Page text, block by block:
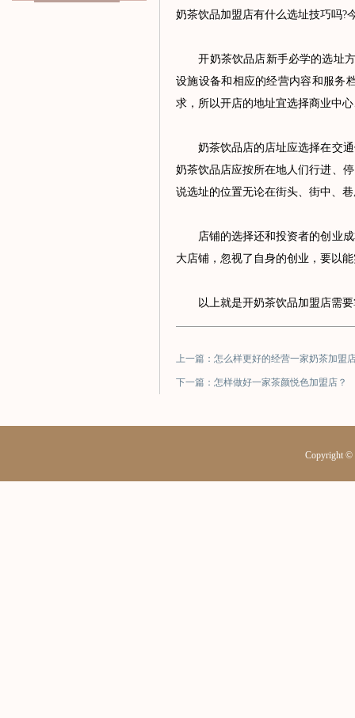
奶茶饮品加盟店有什么选址技巧吗?
开奶茶饮品店新手必学的选址方
设施设备和相应的经营内容和服务
求，所以开店的地址宜选择商业中
奶茶饮品店的店址应选择在交通
奶茶饮品店应按所在地人们行进、
说选址的位置无论在街头、街中、
店铺的选择还和投资者的创业成
大店铺，忽视了自身的创业，要以
以上就是开奶茶饮品加盟店需要
上一篇：怎么样更好的经营一家奶茶加盟
下一篇：怎样做好一家茶颜悦色加盟店？
Copyright